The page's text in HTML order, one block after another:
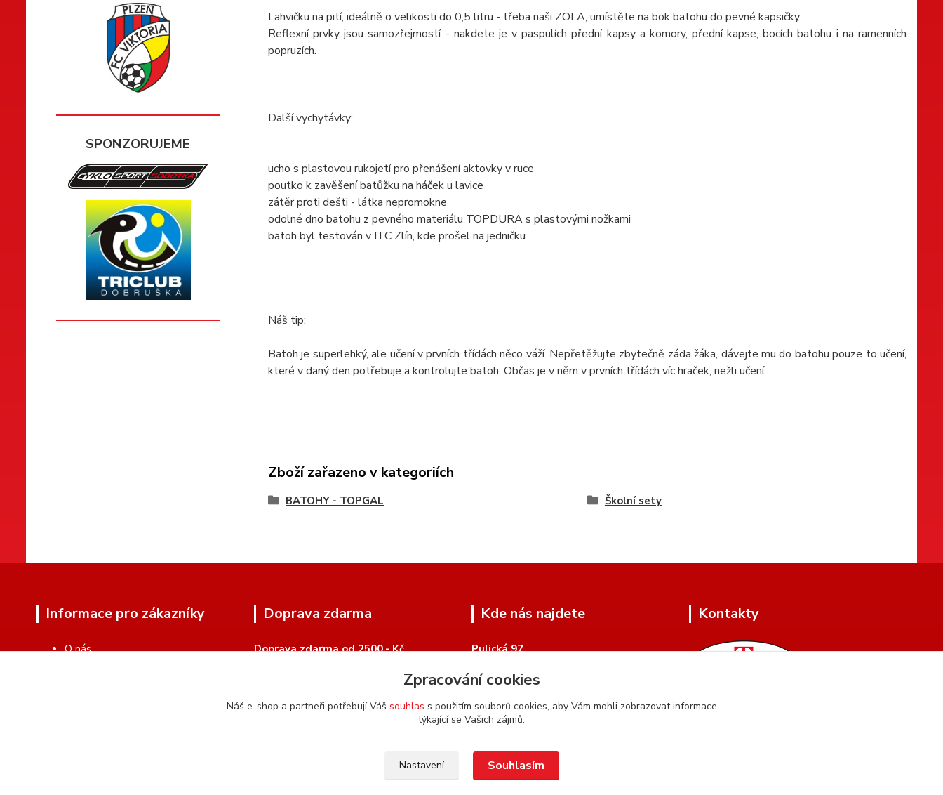
SPONZORUJEME
Lahvičku na pití, ideálně o velikosti do 0,5 litru - třeba naši ZOLA, umístěte na bok batohu do pevné kapsičky.
Reflexní prvky jsou samozřejmostí - nakdete je v paspulích přední kapsy a komory, přední kapse, bocích batohu i na ramenních
popruzích.
Další vychytávky:
ucho s plastovou rukojetí pro přenášení aktovky v ruce
poutko k zavěšení batůžku na háček u lavice
zátěr proti dešti - látka nepromokne
odolné dno batohu z pevného materiálu TOPDURA s plastovými nožkami
batoh byl testován v ITC Zlín, kde prošel na jedničku
Náš tip:
Batoh je superlehký, ale učení v prvních třídách něco váží. Nepřetěžujte zbytečně záda žáka, dávejte mu do batohu pouze to učení,
které v daný den potřebuje a kontrolujte batoh. Občas je v něm v prvních třídách víc hraček, nežli učení…
Zboží zařazeno v kategoriích
BATOHY - TOPGAL Školní sety
Informace pro zákazníky
O nás
Doprava zdarma
Doprava zdarma od 2500,- Kč
Kde nás najdete
Pulická 97
Kontakty
+420 604 134 951
Zpracování cookies
Náš e-shop a partneři potřebují Váš souhlas s použitím souborů cookies, aby Vám mohli zobrazovat informace
týkající se Vašich zájmů.
Nastavení Souhlasím